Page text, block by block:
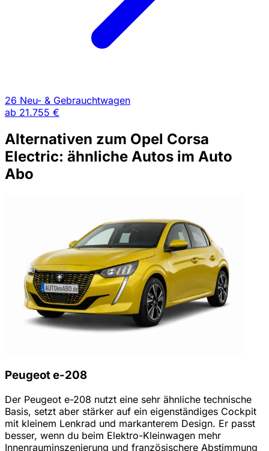
26 Neu- & Gebrauchtwagen
ab 21.755 €
Alternativen zum Opel Corsa
Electric: ähnliche Autos im Auto
Abo
Peugeot e-208
Der Peugeot e-208 nutzt eine sehr ähnliche technische
Basis, setzt aber stärker auf ein eigenständiges Cockpit
mit kleinem Lenkrad und markanterem Design. Er passt
besser, wenn du beim Elektro-Kleinwagen mehr
Innenrauminszenierung und französischere Abstimmung